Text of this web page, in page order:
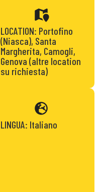
LOCATION: Portofino
(Niasca), Santa
Margherita, Camogli,
Genova (altre location
su richiesta)
LINGUA: Italiano